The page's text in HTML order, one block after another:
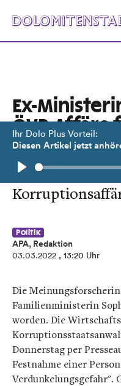
Ihr Dolo Plus Vorteil:
Diesen Artikel jetzt
Play
Ex-
ÖVP-
Die
ist in die
Politik
APA, Redaktion
03.03.2022 , 13:20 Uhr
Die
Familienministerin
worden. Die
Donnerstag per
Festnahme einer
Verdunkelungsgefahr".